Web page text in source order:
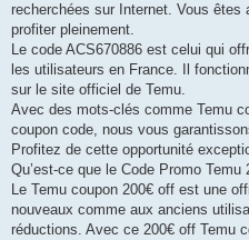
a
g
recherchées sur Internet. Vous êtes
profiter pleinement.
Le code ACS670886 est celui qui
les utilisateurs en France. Il
sur le site officiel de Temu.
Avec des mots-clés comme Temu
coupon code, nous vous
Profitez de cette opportunité
Qu’est-ce que le Code Promo Temu
Le Temu coupon 200€ off est une
nouveaux comme aux anciens
réductions. Avec ce 200€ off Temu